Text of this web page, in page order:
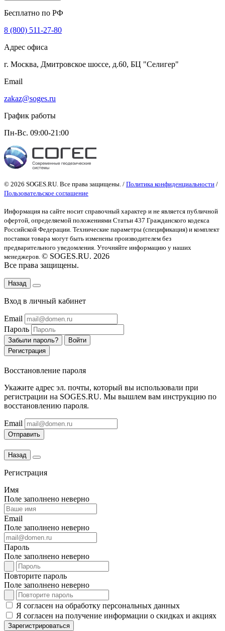
Бесплатно по РФ
8 (800) 511-27-80
Адрес офиса
г. Москва, Дмитровское шоссе, д.60, БЦ "Селигер"
Email
zakaz@soges.ru
График работы
Пн-Вс. 09:00-21:00
© 2026 SOGES.RU. Все права защищены. / Политика конфиденциальности /
Пользовательское соглашение
Информация на сайте носит справочный характер и не является публичной
офертой, определяемой положениями Статьи 437 Гражданского кодекса
Российской Федерации. Технические параметры (спецификация) и комплект
поставки товара могут быть изменены производителем без
предварительного уведомления. Уточняйте информацию у наших
менеджеров. © SOGES.RU. 2026
Все права защищены.
Назад
Вход в личный кабинет
Email
Пароль
Забыли пароль?
Войти
Регистрация
Восстановление пароля
Укажите адрес эл. почты, который вы использовали при
регистрации на SOGES.RU. Мы вышлем вам инструкцию по
восстановлению пароля.
Email
Отправить
Назад
Регистрация
Имя
Поле заполнено неверно
Email
Поле заполнено неверно
Пароль
Поле заполнено неверно
Повторите пароль
Поле заполнено неверно
Я согласен на обработку персональных данных
Я согласен на получение информации о скидках и акциях
Зарегистрироваться